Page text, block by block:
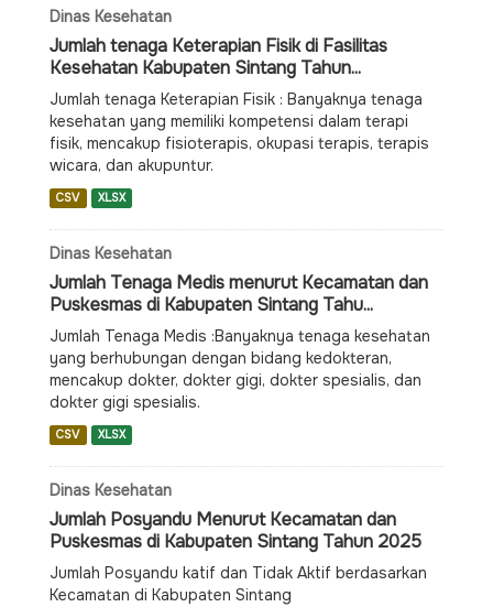
Dinas Kesehatan
Jumlah tenaga Keterapian Fisik di Fasilitas
Kesehatan Kabupaten Sintang Tahun...
Jumlah tenaga Keterapian Fisik : Banyaknya tenaga
kesehatan yang memiliki kompetensi dalam terapi
fisik, mencakup fisioterapis, okupasi terapis, terapis
wicara, dan akupuntur.
CSV XLSX
Dinas Kesehatan
Jumlah Tenaga Medis menurut Kecamatan dan
Puskesmas di Kabupaten Sintang Tahu...
Jumlah Tenaga Medis :Banyaknya tenaga kesehatan
yang berhubungan dengan bidang kedokteran,
mencakup dokter, dokter gigi, dokter spesialis, dan
dokter gigi spesialis.
CSV XLSX
Dinas Kesehatan
Jumlah Posyandu Menurut Kecamatan dan
Puskesmas di Kabupaten Sintang Tahun 2025
Jumlah Posyandu katif dan Tidak Aktif berdasarkan
Kecamatan di Kabupaten Sintang